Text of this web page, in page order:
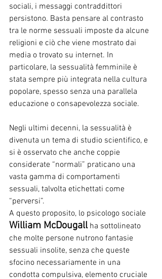
sociali, i messaggi contraddittori
persistono. Basta pensare al contrasto
tra le norme sessuali imposte da alcune
religioni e ciò che viene mostrato dai
media o trovato su internet. In
particolare, la sessualità femminile è
stata sempre più integrata nella cultura
popolare, spesso senza una parallela
educazione o consapevolezza sociale.
Negli ultimi decenni, la sessualità è
divenuta un tema di studio scientifico, e
si è osservato che anche coppie
considerate “normali” praticano una
vasta gamma di comportamenti
sessuali, talvolta etichettati come
“perversi”.
A questo proposito, lo psicologo sociale
William McDougall ha sottolineato
che molte persone nutrono fantasie
sessuali insolite, senza che queste
sfocino necessariamente in una
condotta compulsiva, elemento cruciale